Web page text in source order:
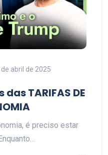
de abril de 2025
das TARIFAS DE
é preciso estar